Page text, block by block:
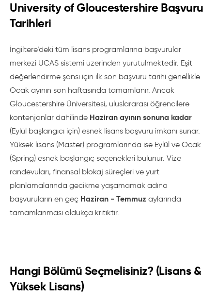
University of Gloucestershire Başvuru
Tarihleri
İngiltere’deki tüm lisans programlarına başvurular
merkezi UCAS sistemi üzerinden yürütülmektedir. Eşit
değerlendirme şansı için ilk son başvuru tarihi genellikle
Ocak ayının son haftasında tamamlanır. Ancak
Gloucestershire Üniversitesi, uluslararası öğrencilere
kontenjanlar dahilinde Haziran ayının sonuna kadar
(Eylül başlangıcı için) esnek lisans başvuru imkanı sunar.
Yüksek lisans (Master) programlarında ise Eylül ve Ocak
(Spring) esnek başlangıç seçenekleri bulunur. Vize
randevuları, finansal blokaj süreçleri ve yurt
planlamalarında gecikme yaşamamak adına
başvuruların en geç Haziran - Temmuz aylarında
tamamlanması oldukça kritiktir.
Hangi Bölümü Seçmelisiniz? (Lisans &
Yüksek Lisans)